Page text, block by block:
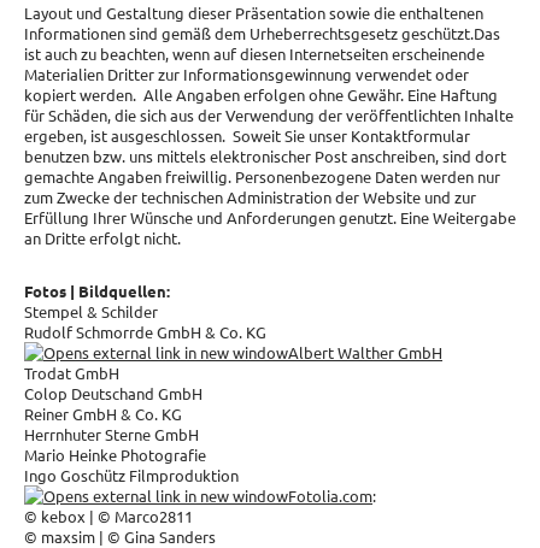
Layout und Gestaltung dieser Präsentation sowie die enthaltenen
Informationen sind gemäß dem Urheberrechtsgesetz geschützt.Das
ist auch zu beachten, wenn auf diesen Internetseiten erscheinende
Materialien Dritter zur Informationsgewinnung verwendet oder
kopiert werden. Alle Angaben erfolgen ohne Gewähr. Eine Haftung
für Schäden, die sich aus der Verwendung der veröffentlichten Inhalte
ergeben, ist ausgeschlossen. Soweit Sie unser Kontaktformular
benutzen bzw. uns mittels elektronischer Post anschreiben, sind dort
gemachte Angaben freiwillig. Personenbezogene Daten werden nur
zum Zwecke der technischen Administration der Website und zur
Erfüllung Ihrer Wünsche und Anforderungen genutzt. Eine Weitergabe
an Dritte erfolgt nicht.
Fotos | Bildquellen:
Stempel & Schilder
Rudolf Schmorrde GmbH & Co. KG
Albert Walther GmbH
Trodat GmbH
Colop Deutschand GmbH
Reiner GmbH & Co. KG
Herrnhuter Sterne GmbH
Mario Heinke Photografie
Ingo Goschütz Filmproduktion
Fotolia.com:
© kebox | © Marco2811
© maxsim | © Gina Sanders